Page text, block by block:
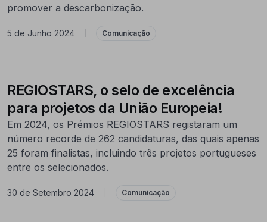
promover a descarbonização.
5 de Junho 2024 Comunicação
REGIOSTARS, o selo de excelência
para projetos da União Europeia!
Em 2024, os Prémios REGIOSTARS registaram um
número recorde de 262 candidaturas, das quais apenas
25 foram finalistas, incluindo três projetos portugueses
entre os selecionados.
30 de Setembro 2024 Comunicação